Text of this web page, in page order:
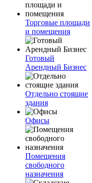
Торговые площади
и помещения
Готовый
Арендный Бизнес
Отдельно стоящие
здания
Офисы
Помещения
свободного
назначения